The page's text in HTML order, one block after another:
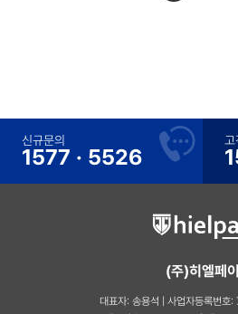
신규문의
1577 · 5526
고
(주)히엘페이
대표자: 송용석 | 사업자등록번